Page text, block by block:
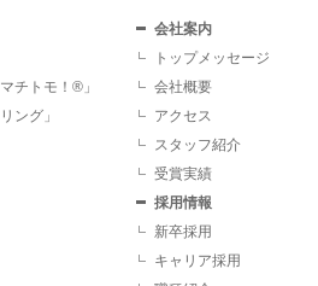
チトモ！®」
ング」
会社案内
トップメッセージ
会社概要
アクセス
スタッフ紹介
受賞実績
採用情報
新卒採用
キャリア採用